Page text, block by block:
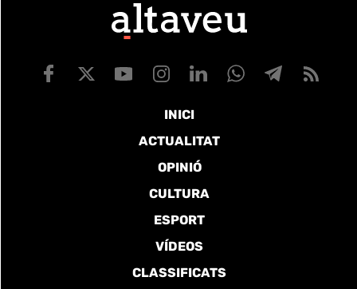
INICI
ACTUALITAT
OPINIÓ
CULTURA
ESPORT
VÍDEOS
CLASSIFICATS